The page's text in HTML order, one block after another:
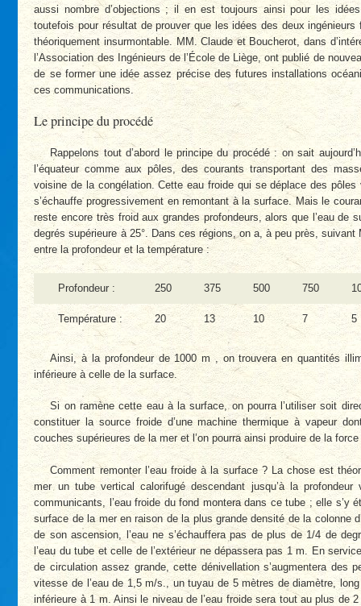
aussi nombre d’objections ; il en est toujours ainsi pour les
toutefois pour résultat de prouver que les idées des deux
théoriquement insurmontable. MM. Claude et Boucherot, dans
l’Association des Ingénieurs de l’École de Liège, ont publié de
de se former une idée assez précise des futures installations
ces communications.
Le principe du procédé
Rappelons tout d’abord le principe du procédé : on sait
l’équateur comme aux pôles, des courants transportant des
voisine de la congélation. Cette eau froide qui se déplace des pôles
s’échauffe progressivement en remontant à la surface. Mais le
reste encore très froid aux grandes profondeurs, alors que l’eau de
degrés supérieure à 25°. Dans ces régions, on a, à peu près,
entre la profondeur et la température :
Profondeur : 250 375 500 750
Température : 20 13 10 7 5
Ainsi, à la profondeur de 1000 m , on trouvera en quantités
inférieure à celle de la surface.
Si on ramène cette eau à la surface, on pourra l’utiliser soit
constituer la source froide d’une machine thermique à vapeur
couches supérieures de la mer et l’on pourra ainsi produire de la
Comment remonter l’eau froide à la surface ? La chose est
mer un tube vertical calorifugé descendant jusqu’à la
communicants, l’eau froide du fond montera dans ce tube ; elle s’y
surface de la mer en raison de la plus grande densité de la colonne
de son ascension, l’eau ne s’échauffera pas de plus de 1/4 de
l’eau du tube et celle de l’extérieur ne dépassera pas 1 m. En
de circulation assez grande, cette dénivellation s’augmentera des
vitesse de l’eau de 1,5 m/s., un tuyau de 5 mètres de diamètre,
inférieure à 1 m. Ainsi le niveau de l’eau froide sera tout au plus de